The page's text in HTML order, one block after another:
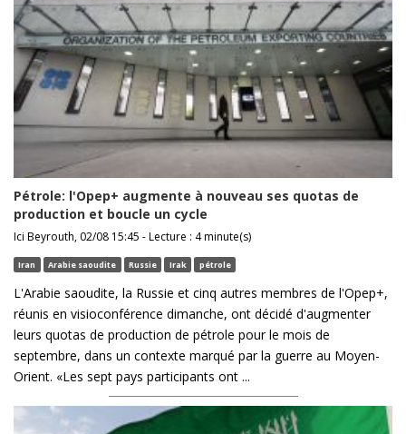
Pétrole: l'Opep+ augmente à nouveau ses quotas de
production et boucle un cycle
Ici Beyrouth, 02/08 15:45 - Lecture : 4 minute(s)
Iran Arabie saoudite Russie Irak pétrole
L'Arabie saoudite, la Russie et cinq autres membres de l'Opep+,
réunis en visioconférence dimanche, ont décidé d'augmenter
leurs quotas de production de pétrole pour le mois de
septembre, dans un contexte marqué par la guerre au Moyen-
Orient. «Les sept pays participants ont ...